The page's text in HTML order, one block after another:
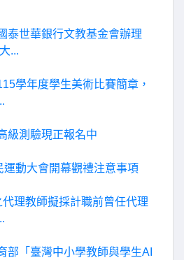
泰世華銀行文教基金會辦理
...
學年度學生美術比賽簡章，
級測驗現正報名中
動大會開幕觀禮注意事項
理教師擬採計職前曾任代理
部「臺灣中小學教師與學生AI